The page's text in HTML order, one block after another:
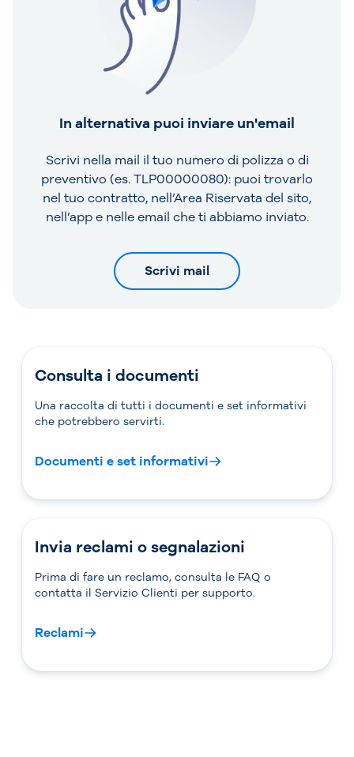
In alternativa puoi inviare un'email
Scrivi nella mail il tuo numero di polizza o di
preventivo (es. TLP00000080): puoi trovarlo
nel tuo contratto, nell’Area Riservata del sito,
nell’app e nelle email che ti abbiamo inviato.
Scrivi mail
Consulta i documenti
Una raccolta di tutti i documenti e set informativi
che potrebbero servirti.
Documenti e set informativi
Invia reclami o segnalazioni
Prima di fare un reclamo, consulta le FAQ o
contatta il Servizio Clienti per supporto.
Reclami